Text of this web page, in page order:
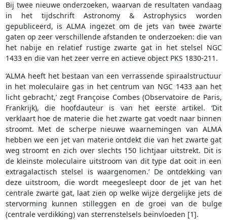
Bij twee nieuwe onderzoeken, waarvan de resultaten vandaag
in het tijdschrift Astronomy & Astrophysics worden
gepubliceerd, is ALMA ingezet om de jets van twee zwarte
gaten op zeer verschillende afstanden te onderzoeken: die van
het nabije en relatief rustige zwarte gat in het stelsel NGC
1433 en die van het zeer verre en actieve object PKS 1830-211.
‘ALMA heeft het bestaan van een verrassende spiraalstructuur
in het moleculaire gas in het centrum van NGC 1433 aan het
licht gebracht,’ zegt Françoise Combes (Observatoire de Paris,
Frankrijk), die hoofdauteur is van het eerste artikel. ‘Dit
verklaart hoe de materie die het zwarte gat voedt naar binnen
stroomt. Met de scherpe nieuwe waarnemingen van ALMA
hebben we een jet van materie ontdekt die van het zwarte gat
weg stroomt en zich over slechts 150 lichtjaar uitstrekt. Dit is
de kleinste moleculaire uitstroom van dit type dat ooit in een
extragalactisch stelsel is waargenomen.’ De ontdekking van
deze uitstroom, die wordt meegesleept door de jet van het
centrale zwarte gat, laat zien op welke wijze dergelijke jets de
stervorming kunnen stilleggen en de groei van de bulge
(centrale verdikking) van sterrenstelsels beïnvloeden [1].